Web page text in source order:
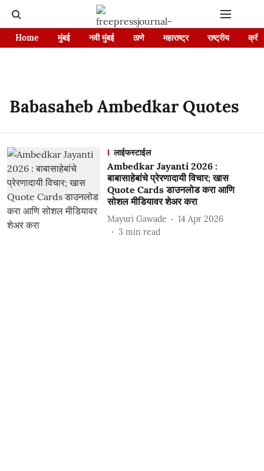
Home मुंबई नवी मुंबई ठाणे महाराष्ट्र राष्ट्रीय
Babasaheb Ambedkar Quotes
लाईफस्टाईल
Ambedkar Jayanti 2026 :
बाबासाहेबांचे प्रेरणादायी विचार; खास
Quote Cards डाउनलोड करा आणि
सोशल मीडियावर शेअर करा
Mayuri Gawade
14 Apr 2026
3 min read